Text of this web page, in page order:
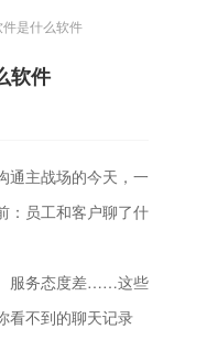
是什么软件
软件
主战场的今天，一
：员工和客户聊了什
服务态度差……这些
看不到的聊天记录